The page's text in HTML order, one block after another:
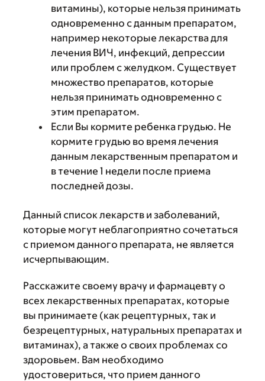
витамины), которые нельзя принимать
одновременно с данным препаратом,
например некоторые лекарства для
лечения ВИЧ, инфекций, депрессии
или проблем с желудком. Существует
множество препаратов, которые
нельзя принимать одновременно с
этим препаратом.
Если Вы кормите ребенка грудью. Не
кормите грудью во время лечения
данным лекарственным препаратом и
в течение 1 недели после приема
последней дозы.
Данный список лекарств и заболеваний,
которые могут неблагоприятно сочетаться
с приемом данного препарата, не является
исчерпывающим.
Расскажите своему врачу и фармацевту о
всех лекарственных препаратах, которые
вы принимаете (как рецептурных, так и
безрецептурных, натуральных препаратах и
витаминах), а также о своих проблемах со
здоровьем. Вам необходимо
удостовериться, что прием данного